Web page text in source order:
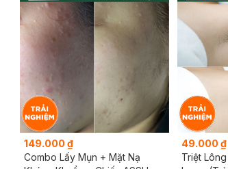
149.000 ₫
Combo Lấy Mụn + Mặt Nạ
49.000 ₫
Triệt